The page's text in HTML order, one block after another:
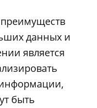
данных и
является
быть